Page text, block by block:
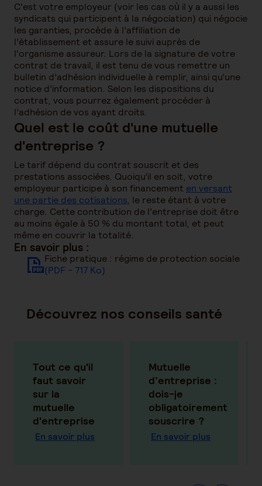
C'est votre employeur (voir les cas où il y a aussi les
syndicats qui participent à la négociation) qui négocie
les garanties, procède à l’affiliation de
l’établissement et assure le suivi auprès de
l'organisme assureur. Lors de la signature de votre
contrat de travail, il est tenu de vous remettre un
bulletin d’adhésion individuelle à remplir, ainsi qu’une
notice d’information. Selon les dispositions du
contrat, vous pourrez également procéder à
l’adhésion de vos ayant droits.
Quel est le coût d'une mutuelle
d'entreprise ?
Le tarif dépend du contrat souscrit et des
prestations associées. Quoiqu’il en soit, votre
employeur participe à son financement en versant
une partie des cotisations, le reste étant à votre
charge. Cette contribution de l’entreprise doit être
au moins égale à 50 % du montant total, et peut
même en couvrir la totalité.
En savoir plus :
Fiche pratique : régime de protection sociale
(PDF - 717 Ko)
Découvrez nos conseils santé
Tout ce qu'il
faut savoir
sur la
mutuelle
d'entreprise
En savoir plus
Mutuelle
d’entreprise :
dois-je
obligatoirement
souscrire ?
En savoir plus